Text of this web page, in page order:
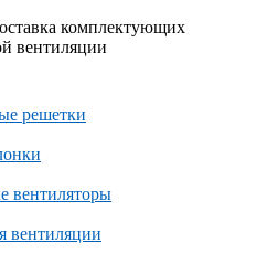
комплектующих
вентиляции
решетки
вентиляторы
вентиляции